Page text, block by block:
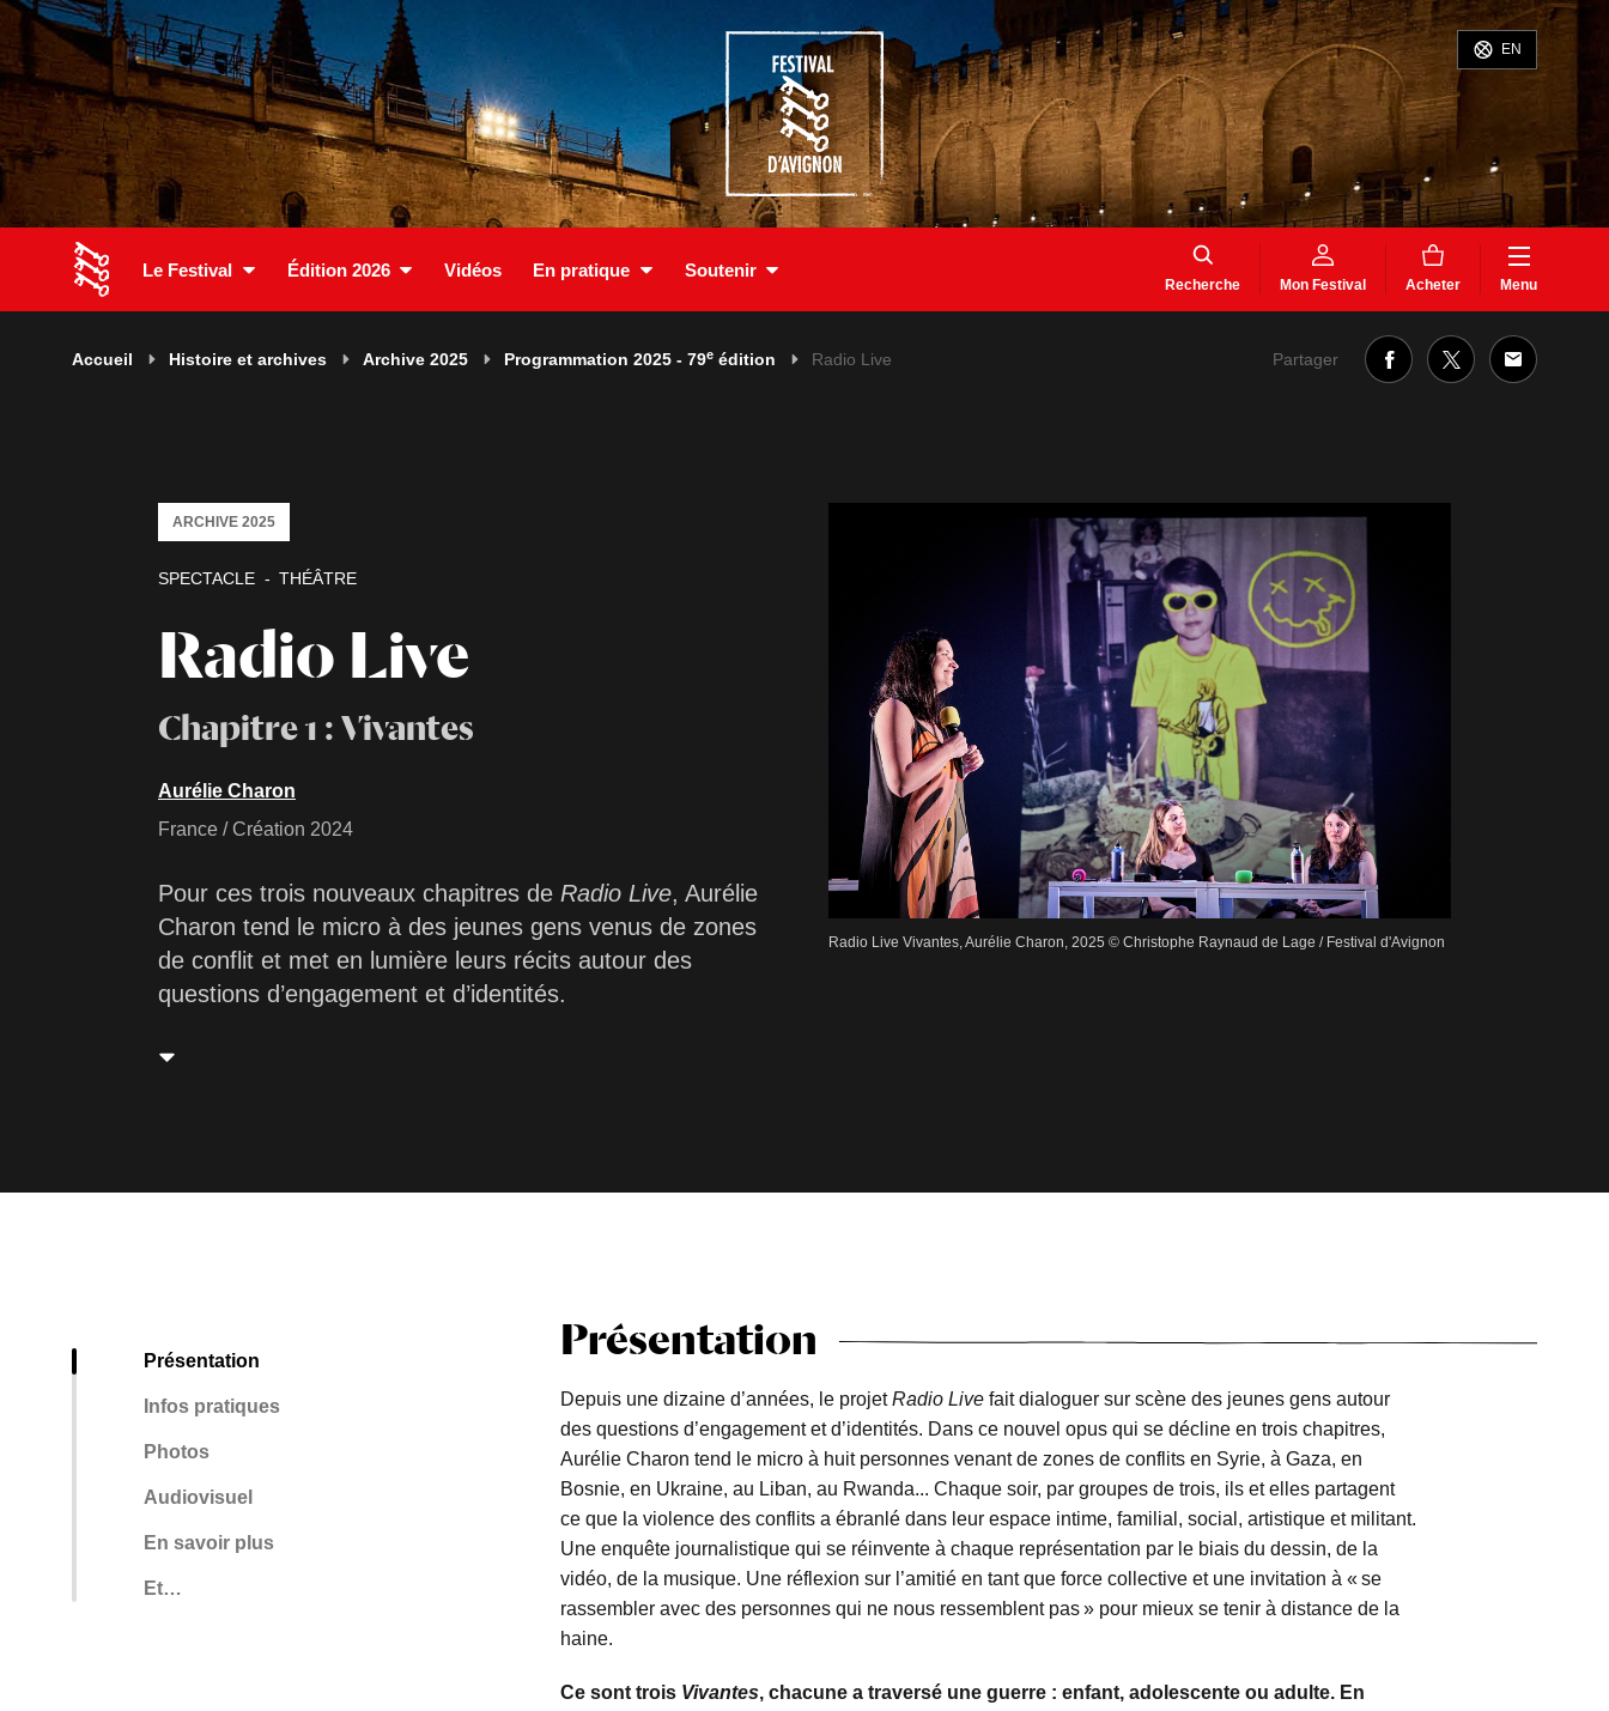
EN
Le Festival Édition 2026 Vidéos En pratique Soutenir
Recherche Mon Festival Acheter Menu
Accueil Histoire et archives Archive 2025 Programmation 2025 - 79e édition Radio Live Partager
Radio Live
Chapitre 1 : Vivantes
SPECTACLE THÉÂTRE
ARCHIVE 2025
Aurélie Charon
France / Création 2024
Pour ces trois nouveaux chapitres de Radio Live, Aurélie
Charon tend le micro à des jeunes gens venus de zones
de conflit et met en lumière leurs récits autour des
questions d’engagement et d’identités.
Radio Live Vivantes, Aurélie Charon, 2025 © Christophe Raynaud de Lage / Festival d'Avignon
Présentation
Infos pratiques
Photos
Audiovisuel
En savoir plus
Et…
Présentation
Depuis une dizaine d’années, le projetRadio Livefait dialoguer sur scène des jeunes gens autour
des questions d’engagement et d’identités. Dans ce nouvel opus qui se décline en trois chapitres,
Aurélie Charon tend le micro à huit personnes venant de zones de conflits en Syrie, à Gaza, en
Bosnie, en Ukraine, au Liban, au Rwanda... Chaque soir, par groupes de trois, ils et elles partagent
ce que la violence des conflits a ébranlé dans leur espace intime, familial, social, artistique et militant.
Une enquête journalistique qui se réinvente à chaque représentation par le biais du dessin, de la
vidéo, de la musique. Une réflexion sur l’amitié en tant que force collective et une invitation à « se
rassembler avec des personnes qui ne nous ressemblent pas » pour mieux se tenir à distance de la
haine.
Ce sont trois Vivantes, chacune a traversé une guerre : enfant, adolescente ou adulte. En